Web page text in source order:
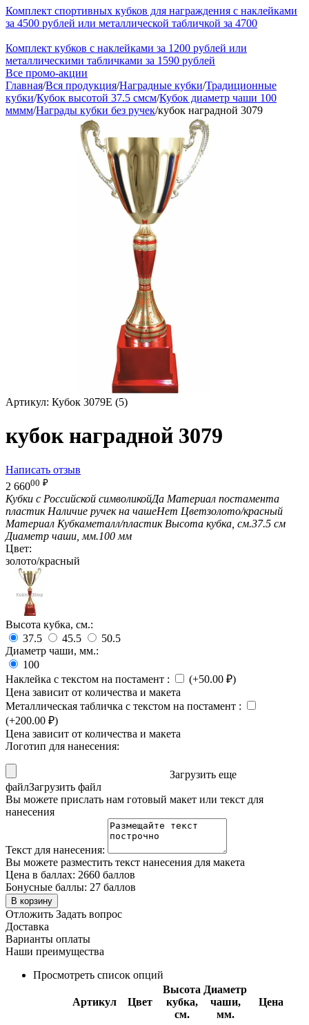
Комплект спортивных кубков для награждения с наклейками
за 4500 рублей или металлической табличкой за 4700
Комплект кубков с наклейками за 1200 рублей или
металлическими табличками за 1590 рублей
Все промо-акции
Главная/Вся продукция/Наградные кубки/Традиционные
кубки/Кубок высотой 37.5 смсм/Кубок диаметр чаши 100
мммм/Награды кубки без ручек/кубок наградной 3079
Артикул: Кубок 3079E (5)
кубок наградной 3079
Написать отзыв
2 66000 ₽
Кубки с Российской символикойДа Материал постамента
пластик Наличие ручек на чашеНет Цветзолото/красный
Материал Кубкаметалл/пластик Высота кубка, см.37.5 см
Диаметр чаши, мм.100 мм
Цвет:
золото/красный
Высота кубка, см.:
37.5
45.5
50.5
Диаметр чаши, мм.:
100
Наклейка с текстом на постамент : (+50.00 ₽)
Цена зависит от количества и макета
Металлическая табличка с текстом на постамент :
(+200.00 ₽)
Цена зависит от количества и макета
Логотип для нанесения:
Загрузить еще
файлЗагрузить файл
Вы можете прислать нам готовый макет или текст для
нанесения
Текст для нанесения:
Вы можете разместить текст нанесения для макета
Цена в баллах: 2660 баллов
Бонусные баллы: 27 баллов
В корзину
Отложить Задать вопрос
Доставка
Варианты оплаты
Наши преимущества
Просмотреть список опций
Артикул Цвет
Высота
кубка,
см.
Диаметр
чаши,
мм.
Цена